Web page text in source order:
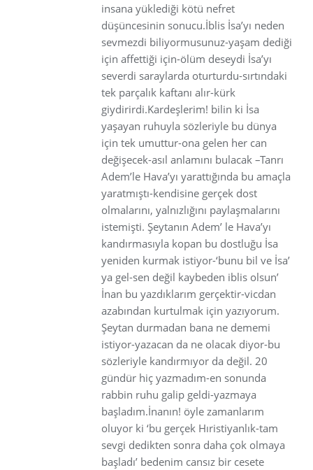
insana yüklediği kötü nefret
düşüncesinin sonucu.İblis İsa’yı neden
sevmezdi biliyormusunuz-yaşam dediği
için affettiği için-ölüm deseydi İsa’yı
severdi saraylarda oturturdu-sırtındaki
tek parçalık kaftanı alır-kürk
giydirirdi.Kardeşlerim! bilin ki İsa
yaşayan ruhuyla sözleriyle bu dünya
için tek umuttur-ona gelen her can
değişecek-asıl anlamını bulacak –Tanrı
Adem’le Hava’yı yarattığında bu amaçla
yaratmıştı-kendisine gerçek dost
olmalarını, yalnızlığını paylaşmalarını
istemişti. Şeytanın Adem’ le Hava’yı
kandırmasıyla kopan bu dostluğu İsa
yeniden kurmak istiyor-‘bunu bil ve İsa’
ya gel-sen değil kaybeden iblis olsun’
İnan bu yazdıklarım gerçektir-vicdan
azabından kurtulmak için yazıyorum.
Şeytan durmadan bana ne dememi
istiyor-yazacan da ne olacak diyor-bu
sözleriyle kandırmıyor da değil. 20
gündür hiç yazmadım-en sonunda
rabbin ruhu galip geldi-yazmaya
başladım.İnanın! öyle zamanlarım
oluyor ki ‘bu gerçek Hıristiyanlık-tam
sevgi dedikten sonra daha çok olmaya
başladı’ bedenim cansız bir cesete